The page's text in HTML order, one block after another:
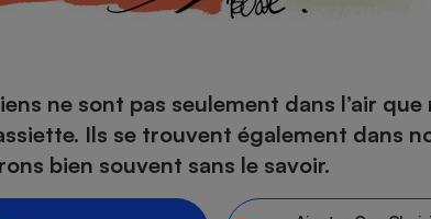
ne sont pas seulement dans l’air que
Ils se trouvent également dans
bien souvent sans le savoir.
Complément
alimentaire
Foie gras
Assurance emprunteur Assurance vie
Petit électroménager - Ustensile
Aide auditive